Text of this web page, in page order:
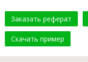
Заказать реферат
Скачать пример